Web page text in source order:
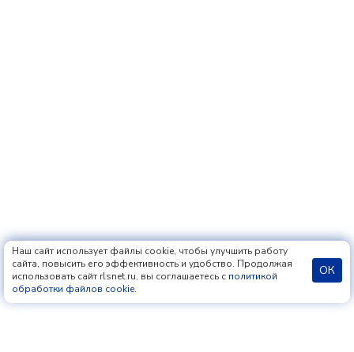
Наш сайт использует файлы cookie, чтобы улучшить работу
сайта, повысить его эффективность и удобство. Продолжая
использовать сайт rlsnet.ru, вы соглашаетесь с политикой
обработки файлов cookie.
ОК